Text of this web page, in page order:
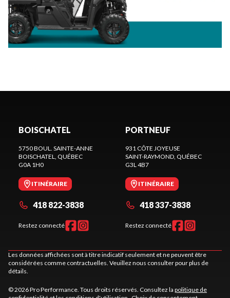
BOISCHATEL
5750 BOUL. SAINTE-ANNE
BOISCHATEL, QUÉBEC
G0A 1H0
ITINÉRAIRE
418 822-3838
Restez connecté
PORTNEUF
931 CÔTE JOYEUSE
SAINT-RAYMOND, QUÉBEC
G3L 4B7
ITINÉRAIRE
418 337-3838
Restez connecté
Les données affichées sont à titre indicatif seulement et ne peuvent être
considérées comme contractuelles. Veuillez nous consulter pour plus de
détails.
© 2026 Pro Performance. Tous droits réservés. Consultez la politique de